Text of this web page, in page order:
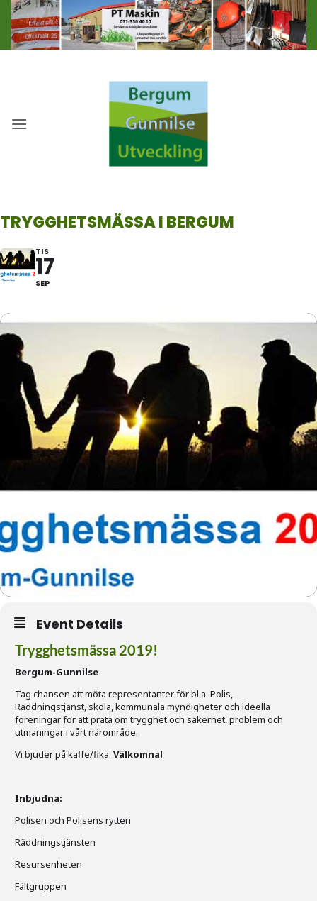
Skip
content
TRYGGHETSMÄSSA I BERGUM
TIS
17
SEP
Event Details
Trygghetsmässa 2019!
Bergum-Gunnilse
Tag chansen att möta representanter för bl.a. Polis,
Räddningstjänst, skola, kommunala myndigheter och ideella
föreningar för att prata om trygghet och säkerhet, problem och
utmaningar i vårt närområde.
Vi bjuder på kaffe/fika. Välkomna!
Inbjudna:
Polisen och Polisens rytteri
Räddningstjänsten
Resursenheten
Fältgruppen